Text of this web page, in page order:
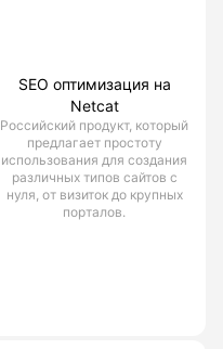
SEO оптимизация на
Netcat
Российский продукт, который
предлагает простоту
использования для создания
различных типов сайтов с
нуля, от визиток до крупных
порталов.